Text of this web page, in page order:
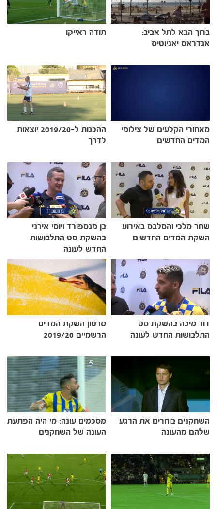
משחקים
ותוצאות
ברוך הבא לתל אביב:
אנדראס יאניוטיס
תודה ראייקו
מאחורי הקלעים של צילומי
המדים החדשים
ההכנות ל-2019/20 יוצאות
לדרך
שחר מלכי והסלבס באירוע
השקת המדים החדשים
בן מנספורד ויוסי אירני
בהשקת סט התלבושות
החדש לעונה
דור מיכה בהשקת סט
התלבושות החדש לעונה
סרטון השקת המדים
הרשמיים 2019/20
השחקנים בוחרים את הרגע
שלהם מהעונה
מסכמים עונה: מי היה הפתעת
העונה של השחקנים